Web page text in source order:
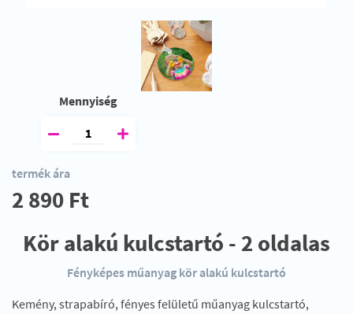
Mennyiség
termék ára
2 890 Ft
Kör alakú kulcstartó - 2 oldalas
Fényképes műanyag kör alakú kulcstartó
Kemény, strapabíró, fényes felületű műanyag kulcstartó,